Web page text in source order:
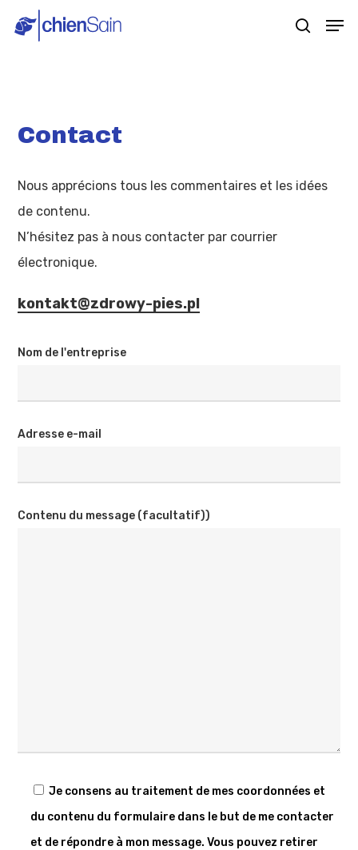
search
Contact
Nous apprécions tous les commentaires et les idées
de contenu.
N’hésitez pas à nous contacter par courrier
électronique.
kontakt@zdrowy-pies.pl
Nom de l'entreprise
Adresse e-mail
Contenu du message (facultatif))
Je consens au traitement de mes coordonnées et
du contenu du formulaire dans le but de me contacter
et de répondre à mon message. Vous pouvez retirer